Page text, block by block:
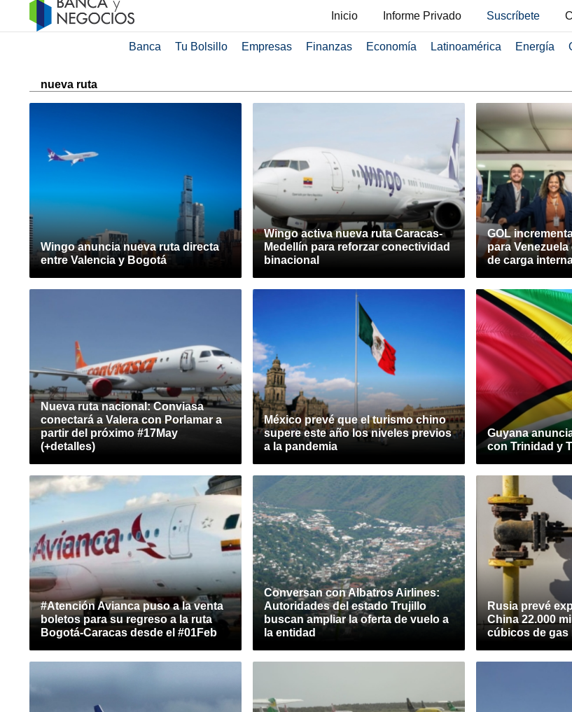
Inicio Informe Privado Suscríbete
Banca Tu Bolsillo Empresas Finanzas Economía Latinoamérica Energía
nueva ruta
Wingo anuncia nueva ruta directa
entre Valencia y Bogotá
Wingo activa nueva ruta Caracas-
Medellín para reforzar conectividad
binacional
GOL
para
de carga
Nueva ruta nacional: Conviasa
conectará a Valera con Porlamar a
partir del próximo #17May
(+detalles)
México prevé que el turismo chino
supere este año los niveles previos
a la pandemia
Guyana
con Trinidad y
#Atención Avianca puso a la venta
boletos para su regreso a la ruta
Bogotá-Caracas desde el #01Feb
Conversan con Albatros Airlines:
Autoridades del estado Trujillo
buscan ampliar la oferta de vuelo a
la entidad
Rusia prevé
China 22.000
cúbicos de gas